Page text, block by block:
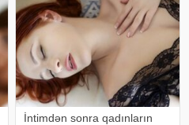
İntimdən sonra qadınların